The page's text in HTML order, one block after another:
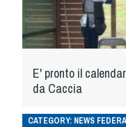
E' pronto il
da Caccia
CATEGORY: NEWS